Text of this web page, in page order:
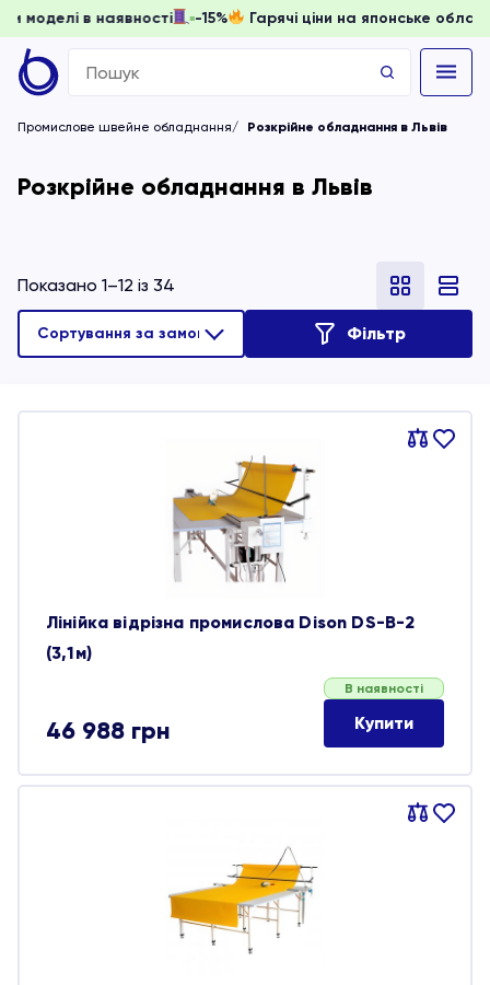
доки моделі в наявності -15% Гарячі ціни на
Search
for:
Промислове швейне обладнання Розкрійне обладнання в Львів
Розкрійне обладнання в Львів
Показано 1–12 із 34
Фільтр
Порівняти
В
Лінійка відрізна промислова Dison DS-B-2
(3,1м)
46 988 грн
В наявності
Купити
Порівняти
В